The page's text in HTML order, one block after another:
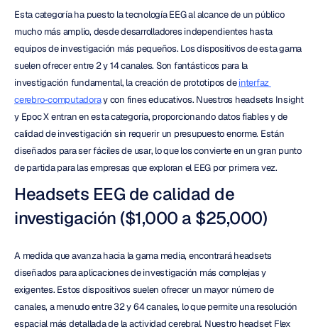
Esta categoría ha puesto la tecnología EEG al alcance de un público
mucho más amplio, desde desarrolladores independientes hasta
equipos de investigación más pequeños. Los dispositivos de esta gama
suelen ofrecer entre 2 y 14 canales. Son fantásticos para la
investigación fundamental, la creación de prototipos de interfaz
cerebro-computadora y con fines educativos. Nuestros headsets Insight
y Epoc X entran en esta categoría, proporcionando datos fiables y de
calidad de investigación sin requerir un presupuesto enorme. Están
diseñados para ser fáciles de usar, lo que los convierte en un gran punto
de partida para las empresas que exploran el EEG por primera vez.
Headsets EEG de calidad de
investigación ($1,000 a $25,000)
A medida que avanza hacia la gama media, encontrará headsets
diseñados para aplicaciones de investigación más complejas y
exigentes. Estos dispositivos suelen ofrecer un mayor número de
canales, a menudo entre 32 y 64 canales, lo que permite una resolución
espacial más detallada de la actividad cerebral. Nuestro headset Flex